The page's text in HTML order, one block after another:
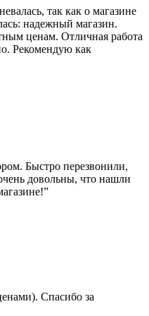
так как о магазине
надежный магазин.
ценам. Отличная работа
Рекомендую как
Быстро перезвонили,
довольны, что нашли
Спасибо за